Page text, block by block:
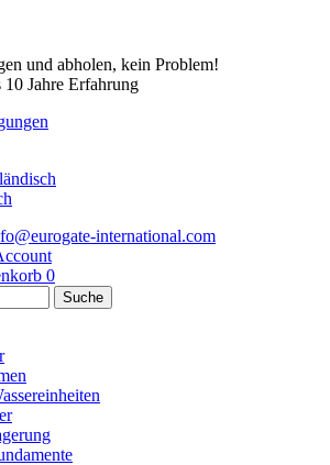
und abholen, kein Problem!
10 Jahre Erfahrung
international.com
0